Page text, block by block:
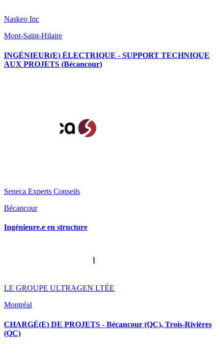
Naskeo Inc
Mont-Saint-Hilaire
INGÉNIEUR(E) ÉLECTRIQUE - SUPPORT TECHNIQUE
AUX PROJETS (Bécancour)
Seneca Experts Conseils
Bécancour
Ingénieure.e en structure
LE GROUPE ULTRAGEN LTÉE
Montréal
CHARGÉ(E) DE PROJETS - Bécancour (QC), Trois-Rivières
(QC)